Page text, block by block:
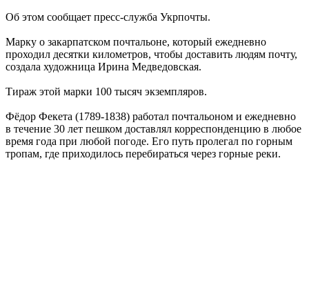
Об этом сообщает пресс-служба Укрпочты.
Марку о закарпатском почтальоне, который ежедневно
проходил десятки километров, чтобы доставить людям почту,
создала художница Ирина Медведовская.
Тираж этой марки 100 тысяч экземпляров.
Фёдор Фекета (1789-1838) работал почтальоном и ежедневно
в течение 30 лет пешком доставлял корреспонденцию в любое
время года при любой погоде. Его путь пролегал по горным
тропам, где приходилось перебираться через горные реки.